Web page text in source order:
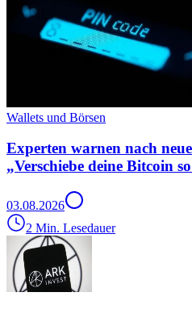
Wallets und Börsen
Experten warnen nach
„Verschiebe deine Bitcoin
03.08.2026
2 Min. Lesedauer